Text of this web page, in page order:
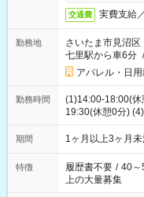
交通費 実費支給
勤務地
さいたま市見沼区
七里駅から車6分
アパレル・日
勤務時間
(1)14:00-18:00(
19:30(休憩0分)
ます
期間 1ヶ月以上3ヶ月
特徴 履歴書不要 / 40～
上の大量募集